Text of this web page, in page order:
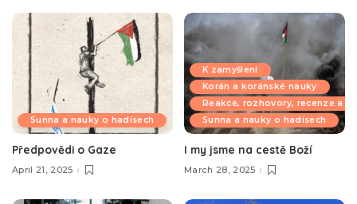
Sunna a nauky o hadísech
Předpovědi o Gaze
April 21, 2025
K zamyšlení
Korán a koránské nauky
Reakce, rozhovory, recenze a
Sunna a nauky o hadísech
I my jsme na cestě Boží
March 28, 2025